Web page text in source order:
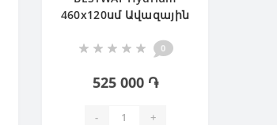
460х120սմ Ավազային
0
525 000 ֏
- +